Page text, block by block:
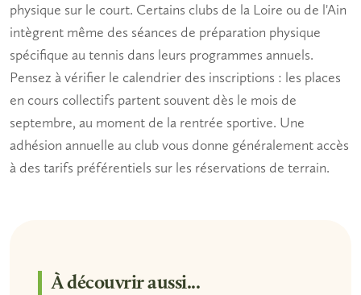
physique sur le court. Certains clubs de la Loire ou de l'Ain
intègrent même des séances de préparation physique
spécifique au tennis dans leurs programmes annuels.
Pensez à vérifier le calendrier des inscriptions : les places
en cours collectifs partent souvent dès le mois de
septembre, au moment de la rentrée sportive. Une
adhésion annuelle au club vous donne généralement accès
à des tarifs préférentiels sur les réservations de terrain.
À découvrir aussi...